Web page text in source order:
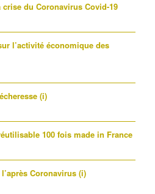
du Coronavirus Covid-19
l’activité économique des
(i)
100 fois made in France
Coronavirus (i)